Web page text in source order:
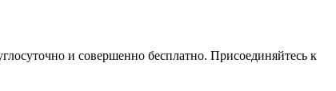
и совершенно бесплатно. Присоединяйтесь к